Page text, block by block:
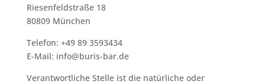
Riesenfeldstraße 18
80809 München
Telefon: +49 89 3593434
E-Mail: info@buris-bar.de
Verantwortliche Stelle ist die natürliche oder